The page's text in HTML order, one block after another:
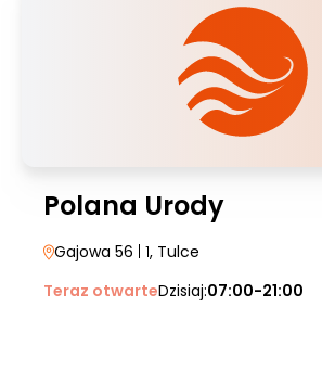
Polana Urody
Gajowa 56 | 1, Tulce
Teraz otwarteDzisiaj:07:00-21:00